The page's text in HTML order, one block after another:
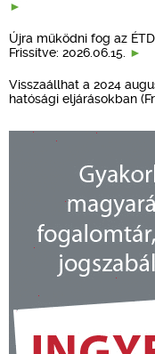
Újra működni fog az
Frissítve: 2026.06.15.
Visszaállhat a 2024
hatósági eljárásokban